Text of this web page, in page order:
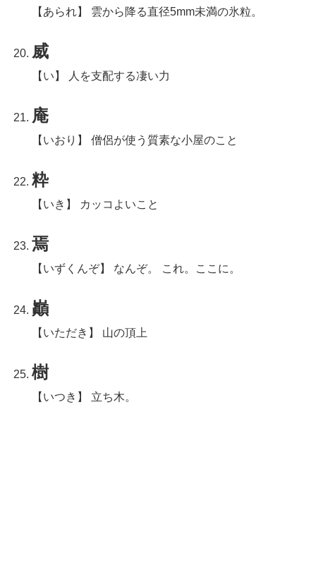
【あられ】 雲から降る直径5mm未満の氷粒。
威
【い】 人を支配する凄い力
庵
【いおり】 僧侶が使う質素な小屋のこと
粋
【いき】 カッコよいこと
焉
【いずくんぞ】 なんぞ。 これ。ここに。
巓
【いただき】 山の頂上
樹
【いつき】 立ち木。